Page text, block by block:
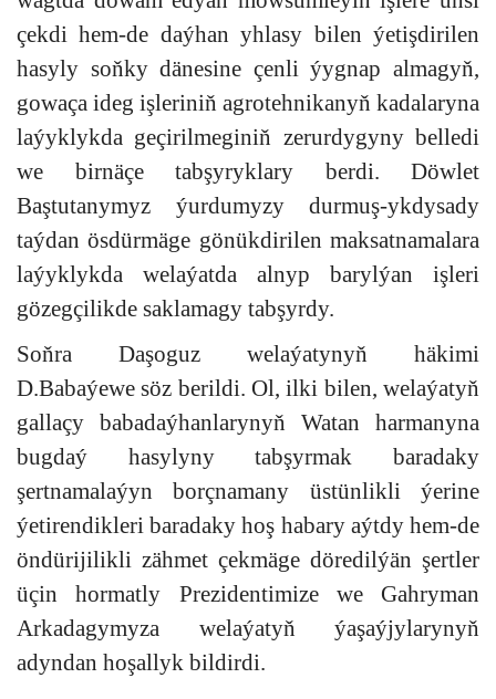
çekdi hem-de daýhan yhlasy bilen ýetişdirilen
hasyly soňky dänesine çenli ýygnap almagyň,
gowaça ideg işleriniň agrotehnikanyň kadalaryna
laýyklykda geçirilmeginiň zerurdygyny belledi
we birnäçe tabşyryklary berdi. Döwlet
Baştutanymyz ýurdumyzy durmuş-ykdysady
taýdan ösdürmäge gönükdirilen maksatnamalara
laýyklykda welaýatda alnyp barylýan işleri
gözegçilikde saklamagy tabşyrdy.
Soňra Daşoguz welaýatynyň häkimi
D.Babaýewe söz berildi. Ol, ilki bilen, welaýatyň
gallaçy babadaýhanlarynyň Watan harmanyna
bugdaý hasylyny tabşyrmak baradaky
şertnamalaýyn borçnamany üstünlikli ýerine
ýetirendikleri baradaky hoş habary aýtdy hem-de
öndürijilikli zähmet çekmäge döredilýän şertler
üçin hormatly Prezidentimize we Gahryman
Arkadagymyza welaýatyň ýaşaýjylarynyň
adyndan hoşallyk bildirdi.